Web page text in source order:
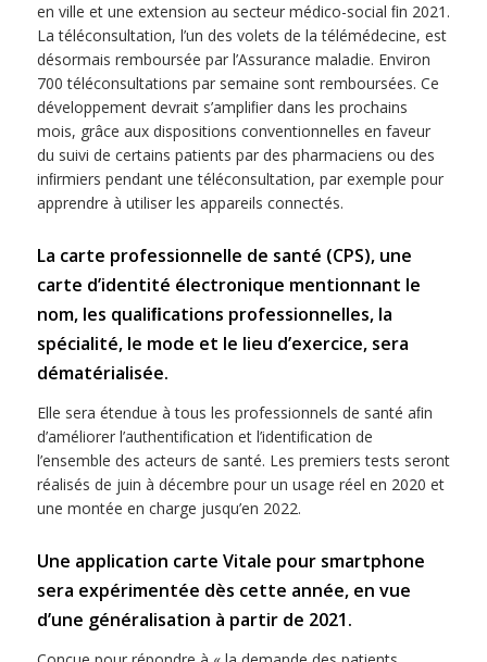
en ville et une extension au secteur médico-social ﬁn 2021.
La téléconsultation, l’un des volets de la télémédecine, est
désormais remboursée par l’Assurance maladie. Environ
700 téléconsultations par semaine sont remboursées. Ce
développement devrait s’ampliﬁer dans les prochains
mois, grâce aux dispositions conventionnelles en faveur
du suivi de certains patients par des pharmaciens ou des
inﬁrmiers pendant une téléconsultation, par exemple pour
apprendre à utiliser les appareils connectés.
La carte professionnelle de santé (CPS), une
carte d’identité électronique mentionnant le
nom, les qualiﬁcations professionnelles, la
spécialité, le mode et le lieu d’exercice, sera
dématérialisée.
Elle sera étendue à tous les professionnels de santé aﬁn
d’améliorer l’authentiﬁcation et l’identiﬁcation de
l’ensemble des acteurs de santé. Les premiers tests seront
réalisés de juin à décembre pour un usage réel en 2020 et
une montée en charge jusqu’en 2022.
Une application carte Vitale pour smartphone
sera expérimentée dès cette année, en vue
d’une généralisation à partir de 2021.